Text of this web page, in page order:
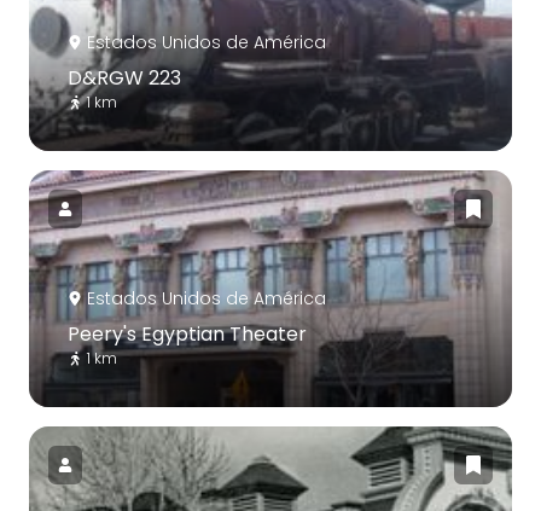
Estados Unidos de América
D&RGW 223
1 km
Estados Unidos de América
Peery's Egyptian Theater
1 km